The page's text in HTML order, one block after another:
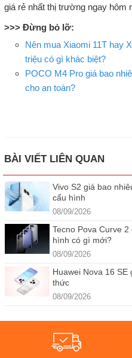
giá rẻ nhất thị trường ngay hôm
>>> Đừng bỏ lỡ:
Nên mua Xiaomi 11T hay
triệu có gì khác biệt?
POCO M4 Pro giá bao
cho an toàn?
BÀI VIẾT LIÊN QUAN
Vivo S2 giá bao
cấu hình
08/09/2026
Tecno Pova Curve
hình có gì mới?
08/09/2026
Huawei Nova 16
thức
08/09/2026